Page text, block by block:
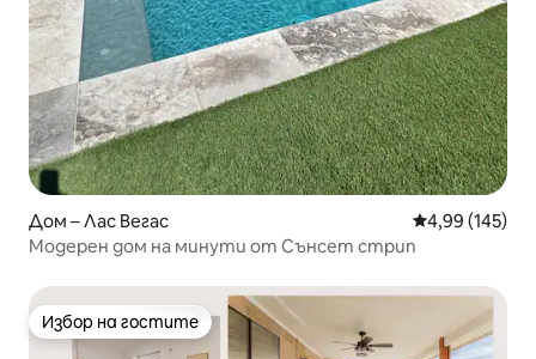
Дом – Лас Вегас Средна
4,99 (145)
Модерен дом на минути от Сънсет стрип
Избор на гостите
Избор на гостите